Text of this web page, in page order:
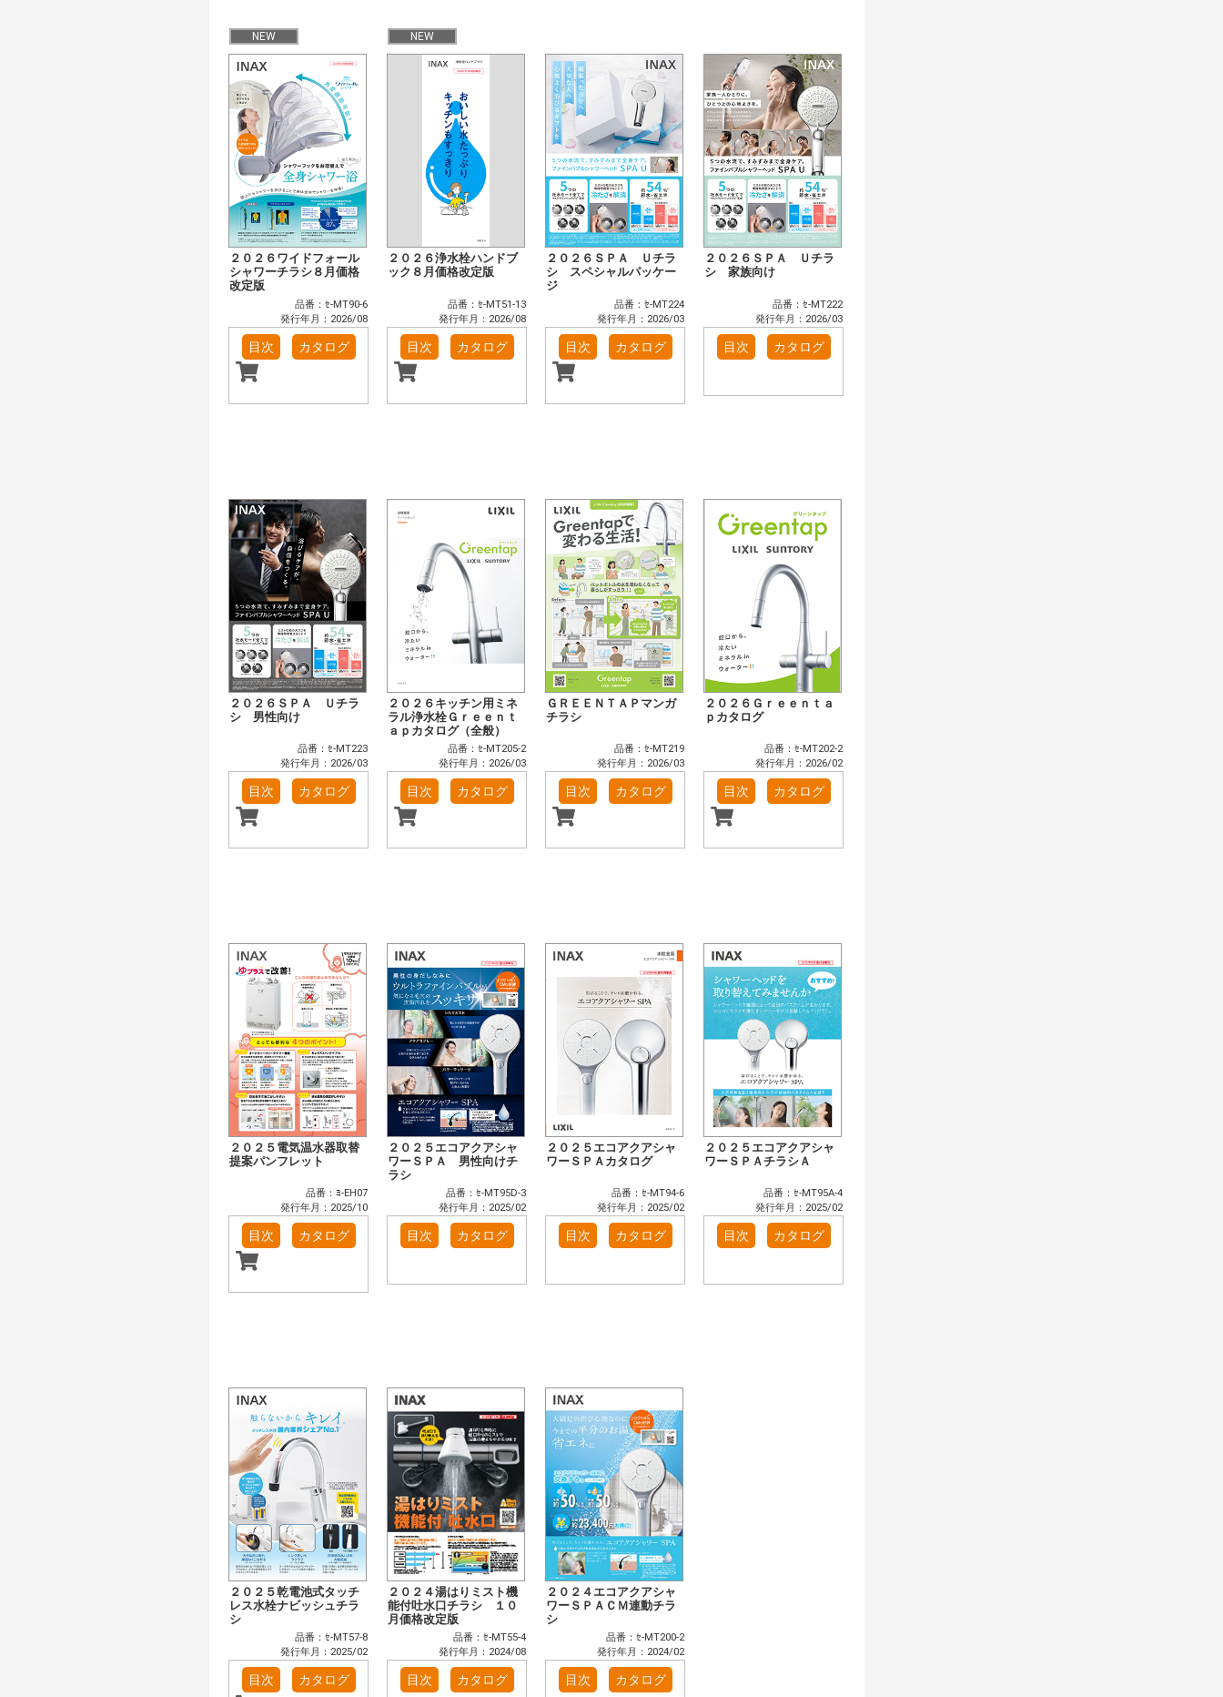
NEW
２０２６ワイドフォール
シャワーチラシ８月価格
改定版
品番：ｾ-MT90-6
発行年月：2026/08
目次 カタログ
NEW
２０２６浄水栓ハンドブ
ック８月価格改定版
品番：ｾ-MT51-13
発行年月：2026/08
目次 カタログ
２０２６ＳＰＡ Ｕチラ
シ スペシャルパッケー
ジ
品番：ｾ-MT224
発行年月：2026/03
目次 カタログ
２０２６ＳＰＡ Ｕチラ
シ 家族向け
品番：ｾ-MT222
発行年月：2026/03
目次 カタログ
２０２６ＳＰＡ Ｕチラ
シ 男性向け
品番：ｾ-MT223
発行年月：2026/03
目次 カタログ
２０２６キッチン用ミネ
ラル浄水栓Ｇｒｅｅｎｔ
ａｐカタログ（全般）
品番：ｾ-MT205-2
発行年月：2026/03
目次 カタログ
ＧＲＥＥＮＴＡＰマンガ
チラシ
品番：ｾ-MT219
発行年月：2026/03
目次 カタログ
２０２６Ｇｒｅｅｎｔａ
ｐカタログ
品番：ｾ-MT202-2
発行年月：2026/02
目次 カタログ
２０２５電気温水器取替
提案パンフレット
品番：ﾖ-EH07
発行年月：2025/10
目次 カタログ
２０２５エコアクアシャ
ワーＳＰＡ 男性向けチ
ラシ
品番：ｾ-MT95D-3
発行年月：2025/02
目次 カタログ
２０２５エコアクアシャ
ワーＳＰＡカタログ
品番：ｾ-MT94-6
発行年月：2025/02
目次 カタログ
２０２５エコアクアシャ
ワーＳＰＡチラシＡ
品番：ｾ-MT95A-4
発行年月：2025/02
目次 カタログ
２０２５乾電池式タッチ
レス水栓ナビッシュチラ
シ
品番：ｾ-MT57-8
発行年月：2025/02
目次 カタログ
２０２４湯はりミスト機
能付吐水口チラシ １０
月価格改定版
品番：ｾ-MT55-4
発行年月：2024/08
目次 カタログ
２０２４エコアクアシャ
ワーＳＰＡＣＭ連動チラ
シ
品番：ｾ-MT200-2
発行年月：2024/02
目次 カタログ